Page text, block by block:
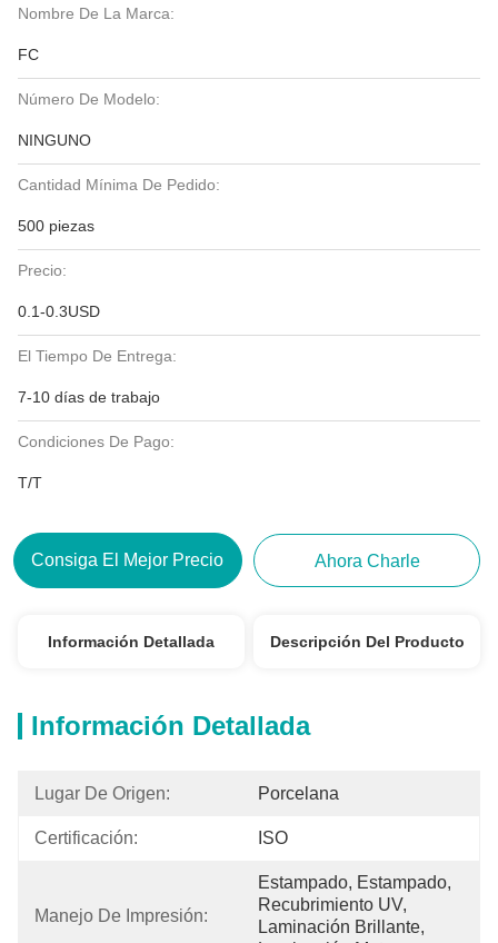
Nombre De La Marca:
FC
Número De Modelo:
NINGUNO
Cantidad Mínima De Pedido:
500 piezas
Precio:
0.1-0.3USD
El Tiempo De Entrega:
7-10 días de trabajo
Condiciones De Pago:
T/T
Consiga El Mejor Precio Ahora Charle
Información Detallada Descripción Del Producto
Información Detallada
Lugar De Origen: Porcelana
Certificación: ISO
Manejo De Impresión:
Estampado, Estampado,
Recubrimiento UV,
Laminación Brillante,